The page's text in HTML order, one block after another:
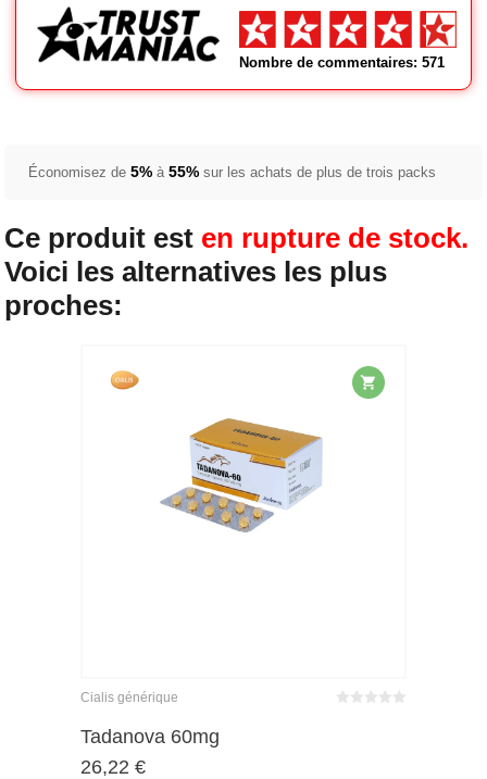
Nombre de commentaires: 571
Économisez de5%à55%sur les achats de plus de trois packs
Ce produit est en rupture de stock.
Voici les alternatives les plus
proches:
Cialis générique
Tadanova 60mg
26,22 €